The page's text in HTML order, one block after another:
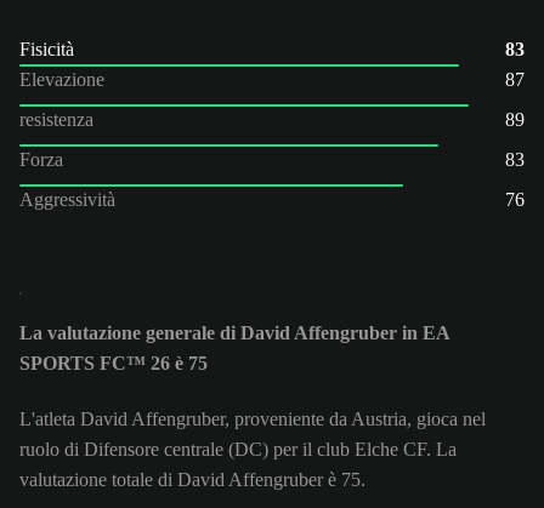
Fisicità
83
Elevazione
87
resistenza
89
Forza
83
Aggressività
76
La valutazione generale di David Affengruber in EA
SPORTS FC™ 26 è 75
L'atleta David Affengruber, proveniente da Austria, gioca nel
ruolo di Difensore centrale (DC) per il club Elche CF. La
valutazione totale di David Affengruber è 75.